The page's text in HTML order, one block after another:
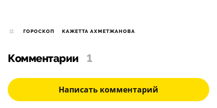
ГОРОСКОП КАЖЕТТА АХМЕТЖАНОВА
Комментарии 1
Написать комментарий